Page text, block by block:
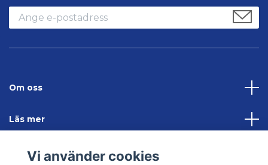
Om oss
Läs mer
Sociala medier
Vi använder cookies